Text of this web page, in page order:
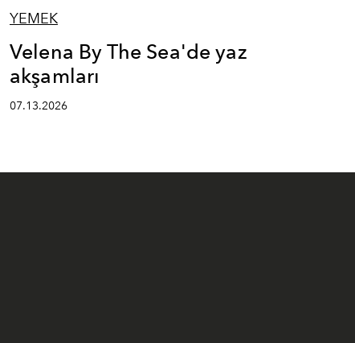
YEMEK
Velena By The Sea'de yaz
akşamları
07.13.2026